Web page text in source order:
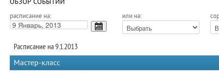
ОБЗОР СОБЫТИЙ
расписание на: или на:
Расписание на 9.1.2013
Мастер-класс